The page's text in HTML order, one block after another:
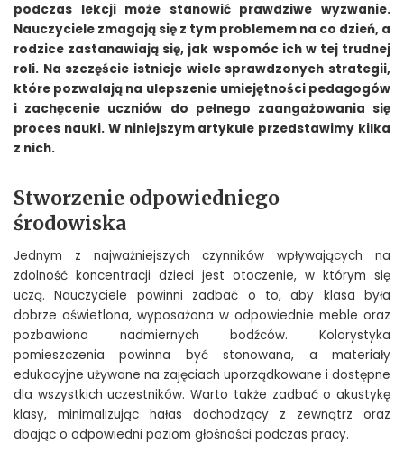
podczas lekcji może stanowić prawdziwe wyzwanie.
Nauczyciele zmagają się z tym problemem na co dzień, a
rodzice zastanawiają się, jak wspomóc ich w tej trudnej
roli. Na szczęście istnieje wiele sprawdzonych strategii,
które pozwalają na ulepszenie umiejętności pedagogów
i zachęcenie uczniów do pełnego zaangażowania się
proces nauki. W niniejszym artykule przedstawimy kilka
z nich.
Stworzenie odpowiedniego
środowiska
Jednym z najważniejszych czynników wpływających na
zdolność koncentracji dzieci jest otoczenie, w którym się
uczą. Nauczyciele powinni zadbać o to, aby klasa była
dobrze oświetlona, wyposażona w odpowiednie meble oraz
pozbawiona nadmiernych bodźców. Kolorystyka
pomieszczenia powinna być stonowana, a materiały
edukacyjne używane na zajęciach uporządkowane i dostępne
dla wszystkich uczestników. Warto także zadbać o akustykę
klasy, minimalizując hałas dochodzący z zewnątrz oraz
dbając o odpowiedni poziom głośności podczas pracy.